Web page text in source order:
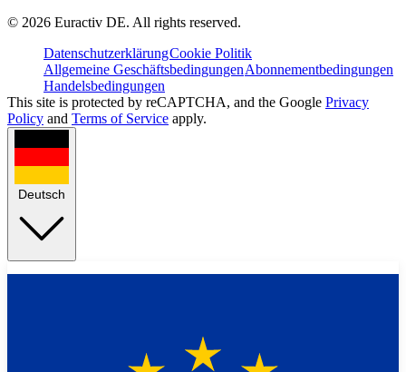
© 2026 Euractiv DE. All rights reserved.
DatenschutzerklärungCookie Politik
Allgemeine GeschäftsbedingungenAbonnementbedingungen
Handelsbedingungen
This site is protected by reCAPTCHA, and the Google Privacy
Policy and Terms of Service apply.
Deutsch